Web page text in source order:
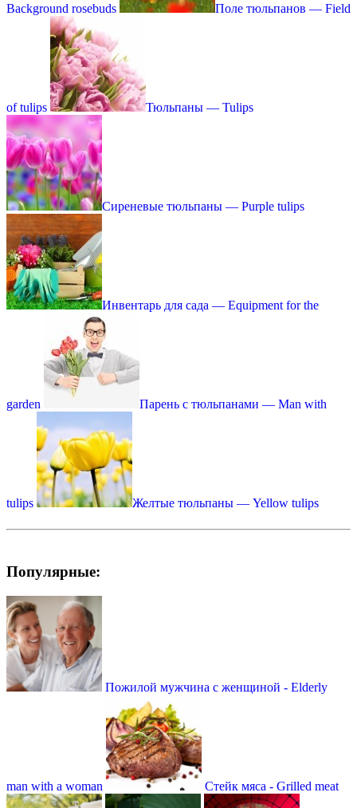
Background rosebuds Поле тюльпанов — Field
of tulips Тюльпаны — Tulips
Сиреневые тюльпаны — Purple tulips
Инвентарь для сада — Equipment for the
garden Парень с тюльпанами — Man with
tulips Желтые тюльпаны — Yellow tulips
Популярные:
Пожилой мужчина с женщиной - Elderly
man with a woman Стейк мяса - Grilled meat